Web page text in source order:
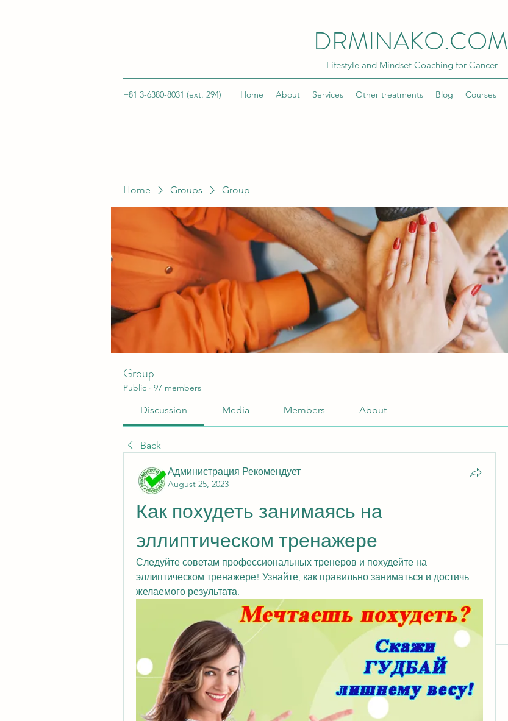
DRMINAKO.COM
Lifestyle and Mindset Coaching for Cancer
+81 3-6380-8031 (ext. 294) Home About Services Other treatments Blog Courses
Home Groups Group
Group
Public · 97 members
Discussion Media Members About
Back
Администрация Рекомендует
August 25, 2023
Как похудеть занимаясь на
эллиптическом тренажере
Следуйте советам профессиональных тренеров и похудейте на
эллиптическом тренажере! Узнайте, как правильно заниматься и достичь
желаемого результата.